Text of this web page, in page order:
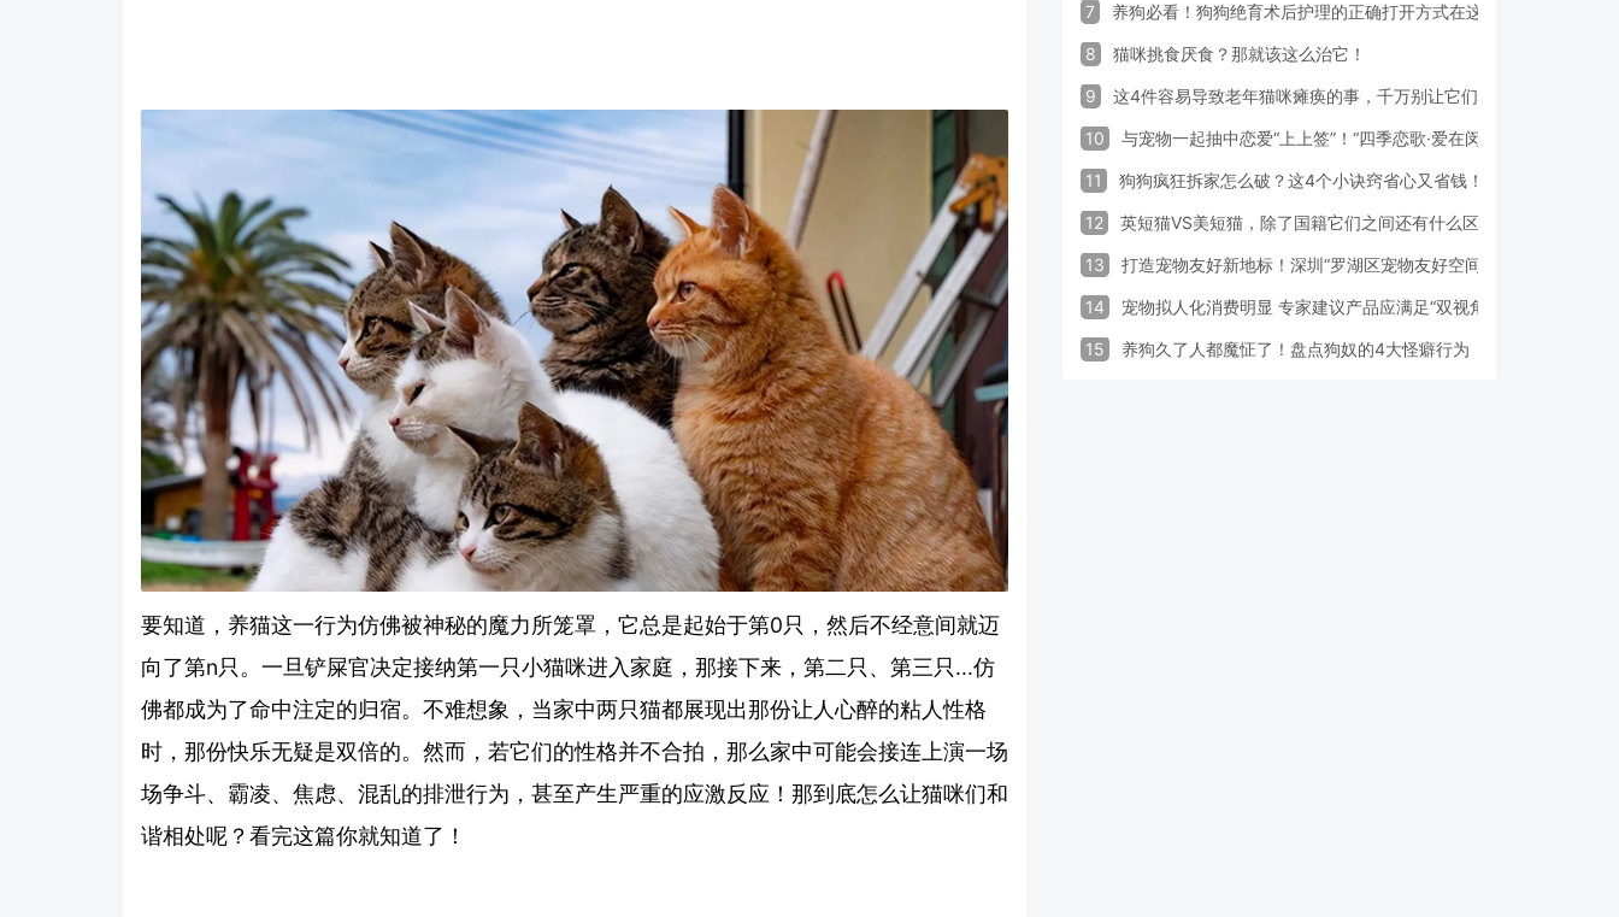
要知道，养猫这一行为仿佛被神秘的魔力所笼罩，它总是起始于第0只，然后不经意间就迈
向了第n只。一旦铲屎官决定接纳第一只小猫咪进入家庭，那接下来，第二只、第三只...仿
佛都成为了命中注定的归宿。不难想象，当家中两只猫都展现出那份让人心醉的粘人性格
时，那份快乐无疑是双倍的。然而，若它们的性格并不合拍，那么家中可能会接连上演一场
场争斗、霸凌、焦虑、混乱的排泄行为，甚至产生严重的应激反应！那到底怎么让猫咪们和
谐相处呢？看完这篇你就知道了！
7 养狗必看！狗狗绝育术后护理的正确打开方式在这里
8 猫咪挑食厌食？那就该这么治它！
9 这4件容易导致老年猫咪瘫痪的事，千万别让它们做！
10 与宠物一起抽中恋爱“上上签”！“四季恋歌·爱在闵行”携宠交友引领
11 狗狗疯狂拆家怎么破？这4个小诀窍省心又省钱！
12 英短猫VS美短猫，除了国籍它们之间还有什么区别？
13 打造宠物友好新地标！深圳“罗湖区宠物友好空间活动周”启动
14 宠物拟人化消费明显 专家建议产品应满足“双视角需求”
15 养狗久了人都魔怔了！盘点狗奴的4大怪癖行为